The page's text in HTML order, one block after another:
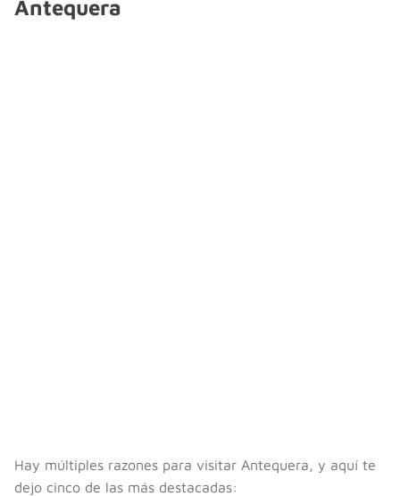
Antequera
Hay múltiples razones para visitar Antequera, y aquí te
dejo cinco de las más destacadas: